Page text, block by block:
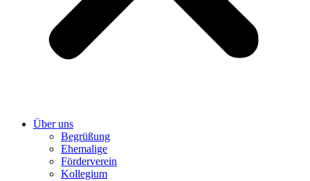
Über uns
Begrüßung
Ehemalige
Förderverein
Kollegium